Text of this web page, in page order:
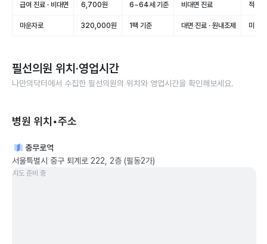
급여 진료 · 비대면 6,700원 6~64세 기준 비대면 진료 적용(
마운자로 320,000원 1팩 기준 대면 진료 · 원내조제 미적
필선의원 위치·영업시간
나만의닥터에서 수집한 필선의원의 위치와 영업시간을 확인해보세요.
병원 위치•주소
충무로역
서울특별시 중구 퇴계로 222, 2층 (필동2가)
지도 준비 중